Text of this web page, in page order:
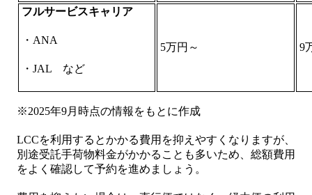
フルサービスキャリア
・ANA
・JAL など
5万円～ 9
※2025年9月時点の情報をもとに作成
LCCを利用するとかかる費用を抑えやすくなりますが、
別途受託手荷物料金がかかることも多いため、総額費用
をよく確認して予約を進めましょう。